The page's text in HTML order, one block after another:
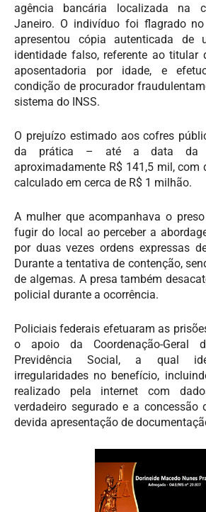
agência bancária localizada na
Janeiro. O indivíduo foi flagrado
apresentou cópia autenticada de
identidade falso, referente ao titular
aposentadoria por idade, e
condição de procurador
sistema do INSS.
O prejuízo estimado aos cofres
da prática – até a data
aproximadamente R$ 141,5 mil,
calculado em cerca de R$ 1 milhão.
A mulher que acompanhava o
fugir do local ao perceber a
por duas vezes ordens expressas
Durante a tentativa de contenção,
de algemas. A presa também
policial durante a ocorrência.
Policiais federais efetuaram as
o apoio da Coordenação-Geral
Previdência Social, a qual
irregularidades no benefício,
realizado pela internet com
verdadeiro segurado e a concessão
devida apresentação de